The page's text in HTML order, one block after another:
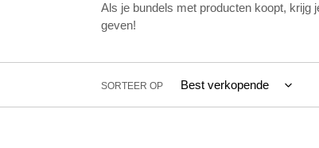
Als je bundels met producten koopt, krijg
geven!
SORTEER OP